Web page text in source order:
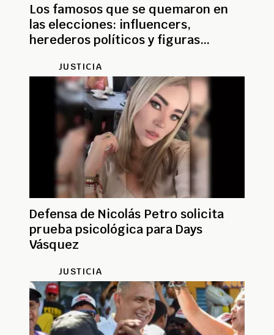
Los famosos que se quemaron en
las elecciones: influencers,
herederos políticos y figuras
JUSTICIA
Defensa de Nicolás Petro solicita
prueba psicológica para Days
Vásquez
JUSTICIA